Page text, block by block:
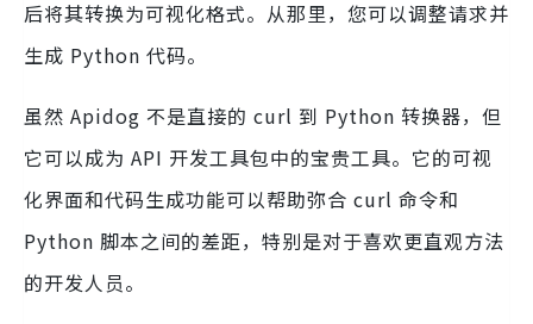
后将其转换为可视化格式。从那里，您可以调整请求并
生成 Python 代码。
虽然 Apidog 不是直接的 curl 到 Python 转换器，但
它可以成为 API 开发工具包中的宝贵工具。它的可视
化界面和代码生成功能可以帮助弥合 curl 命令和
Python 脚本之间的差距，特别是对于喜欢更直观方法
的开发人员。